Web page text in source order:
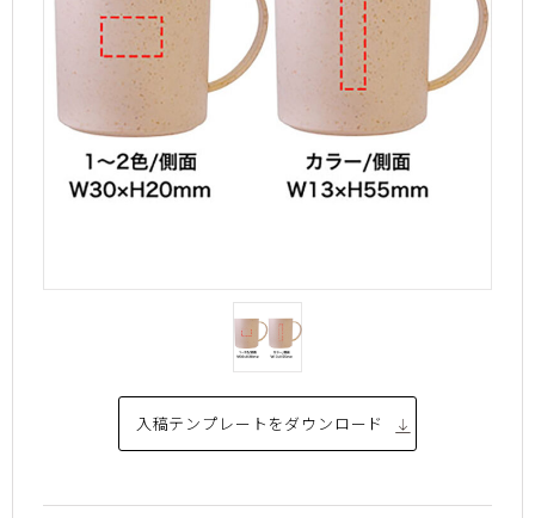
入稿テンプレートをダウンロード